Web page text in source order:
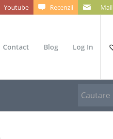
Youtube Recenzii Mail
Contact Blog Log In